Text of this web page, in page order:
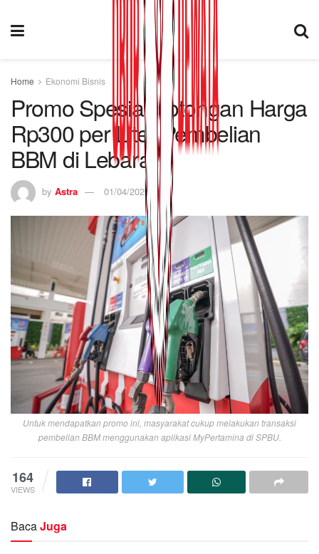
Home Ekonomi Bisnis
Promo Spesial Potongan Harga
Rp300 per Liter Pembelian
BBM di Lebaran
by Astra 01/04/2025
Untuk mendapatkan promo ini, masyarakat cukup melakukan transaksi
pembelian BBM menggunakan aplikasi MyPertamina di SPBU.
164
VIEWS
BacaJuga